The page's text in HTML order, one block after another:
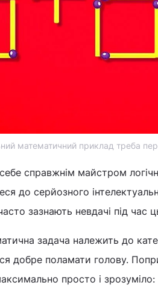
математичний приклад треба
справжнім майстром
до серйозного
зазнають невдачі під час
задача належить до
добре поламати голову.
просто і